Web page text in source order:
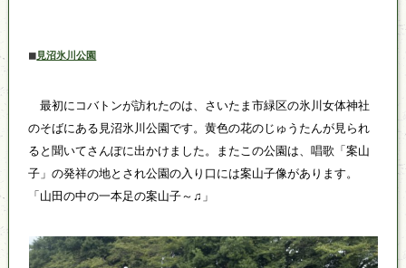
◼ 見沼氷川公園
最初にコバトンが訪れたのは、さいたま市緑区の氷川女体神社
のそばにある見沼氷川公園です。黄色の花のじゅうたんが見られ
ると聞いてさんぽに出かけました。またこの公園は、唱歌「案山
子」の発祥の地とされ公園の入り口には案山子像があります。
「山田の中の一本足の案山子～♫」